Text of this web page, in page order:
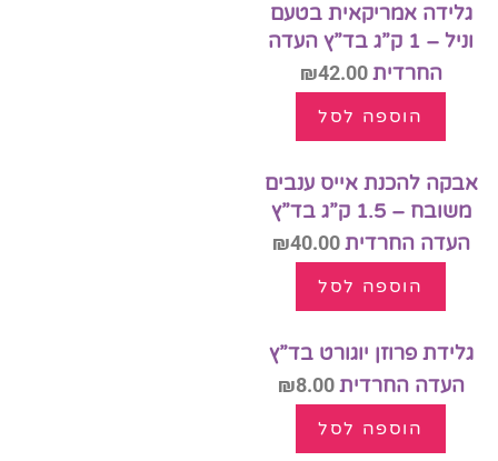
גלידה אמריקאית בטעם
וניל – 1 ק”ג בד”ץ העדה
החרדית
₪42.00
הוספה לסל
אבקה להכנת אייס ענבים
משובח – 1.5 ק”ג בד”ץ
העדה החרדית
₪40.00
הוספה לסל
גלידת פרוזן יוגורט בד”ץ
העדה החרדית
₪8.00
הוספה לסל